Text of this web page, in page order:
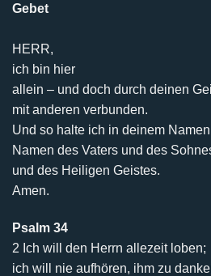
Gebet
HERR,
ich bin hier
allein – und doch durch deinen
mit anderen verbunden.
Und so halte ich in deinem
Namen des Vaters und des
und des Heiligen Geistes.
Amen.
Psalm 34
2 Ich will den Herrn allezeit loben;
ich will nie aufhören, ihm zu